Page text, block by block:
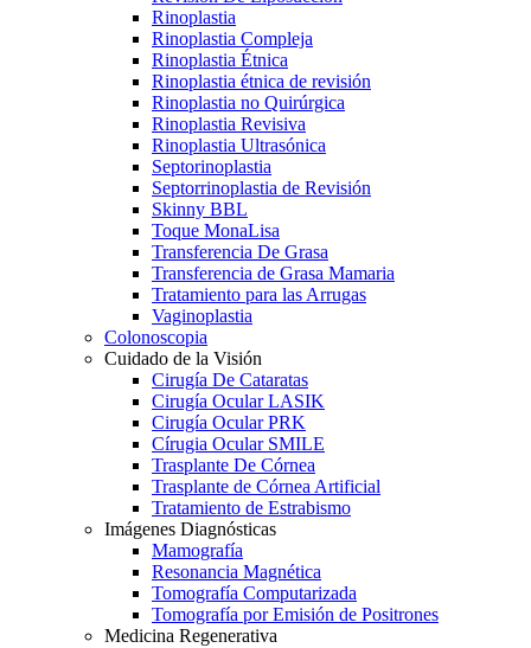
Rinoplastia
Rinoplastia Compleja
Rinoplastia Étnica
Rinoplastia étnica de revisión
Rinoplastia no Quirúrgica
Rinoplastia Revisiva
Rinoplastia Ultrasónica
Septorinoplastia
Septorrinoplastia de Revisión
Skinny BBL
Toque MonaLisa
Transferencia De Grasa
Transferencia de Grasa Mamaria
Tratamiento para las Arrugas
Vaginoplastia
Colonoscopia
Cuidado de la Visión
Cirugía De Cataratas
Cirugía Ocular LASIK
Cirugía Ocular PRK
Círugia Ocular SMILE
Trasplante De Córnea
Trasplante de Córnea Artificial
Tratamiento de Estrabismo
Imágenes Diagnósticas
Mamografía
Resonancia Magnética
Tomografía Computarizada
Tomografía por Emisión de Positrones
Medicina Regenerativa